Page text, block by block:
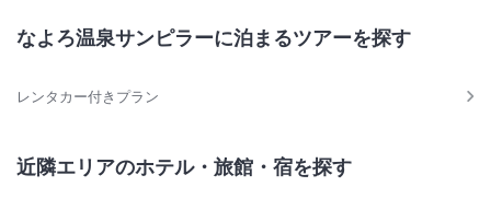
なよろ温泉サンピラーに泊まるツアーを探す
レンタカー付きプラン
近隣エリアのホテル・旅館・宿を探す